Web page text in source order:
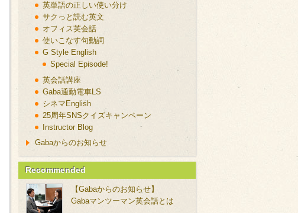
英単語の正しい使い分け
サクっと読む英文
オフィス英会話
使いこなす句動詞
G Style English
Special Episode!
英会話講座
Gaba通勤電車LS
シネマEnglish
25周年SNSクイズキャンペーン
Instructor Blog
Gabaからのお知らせ
Recommended
【Gabaからのお知らせ】
Gabaマンツーマン英会話とは